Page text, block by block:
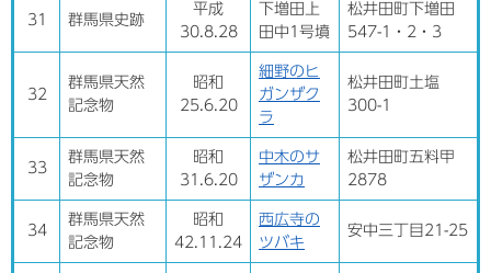
31 群馬県史跡
平成
30.8.28
下増田上
田中1号墳
松井田町下増田
547-1・2・3
32
群馬県天然
記念物
昭和
25.6.20
細野のヒ
ガンザク
ラ
松井田町土塩
300-1
33
群馬県天然
記念物
昭和
31.6.20
中木のサ
ザンカ
松井田町五料甲
2878
34
群馬県天然
記念物
昭和
42.11.24
西広寺の
ツバキ
安中三丁目21-25